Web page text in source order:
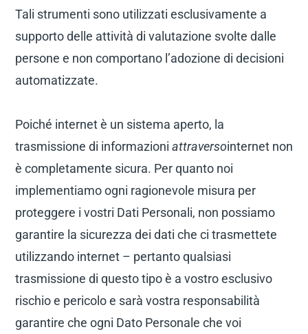
Tali strumenti sono utilizzati esclusivamente a
supporto delle attività di valutazione svolte dalle
persone e non comportano l’adozione di decisioni
automatizzate.
Poiché internet è un sistema aperto, la
trasmissione di informazioni attraversointernet non
è completamente sicura. Per quanto noi
implementiamo ogni ragionevole misura per
proteggere i vostri Dati Personali, non possiamo
garantire la sicurezza dei dati che ci trasmettete
utilizzando internet – pertanto qualsiasi
trasmissione di questo tipo è a vostro esclusivo
rischio e pericolo e sarà vostra responsabilità
garantire che ogni Dato Personale che voi